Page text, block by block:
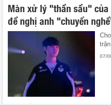
Màn xử lý "thần sầu"
đề nghị anh "chuyển
07/